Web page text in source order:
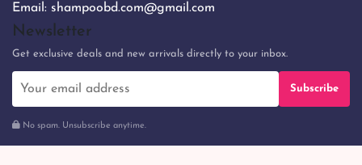
Email: shampoobd.com@gmail.com
Newsletter
Get exclusive deals and new arrivals directly to your inbox.
Subscribe
No spam. Unsubscribe anytime.